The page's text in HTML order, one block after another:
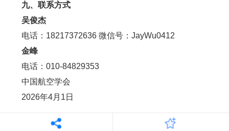
九、联系方式
吴俊杰
电话：18217372636 微信号：JayWu0412
金峰
电话：010-84829353
中国航空学会
2026年4月1日